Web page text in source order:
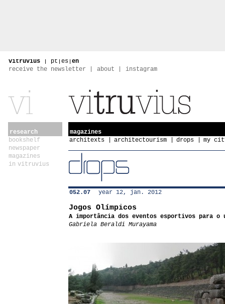
vitruvius | pt | es | en
receive the newsletter
about instagram
research
bookshelf
newspaper
magazines
in vitruvius
magazines
architexts
architectourism drops my
052.07 year 12, jan. 2012
Jogos Olímpicos
A importância dos eventos esportivos para o
Gabriela Beraldi Murayama